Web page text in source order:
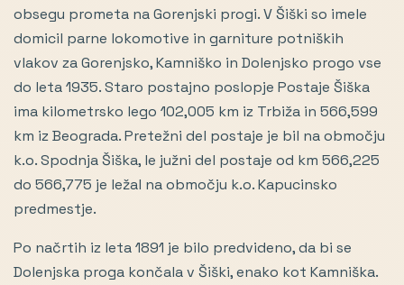
obsegu prometa na Gorenjski progi. V Šiški so imele
domicil parne lokomotive in garniture potniških
vlakov za Gorenjsko, Kamniško in Dolenjsko progo vse
do leta 1935. Staro postajno poslopje Postaje Šiška
ima kilometrsko lego 102,005 km iz Trbiža in 566,599
km iz Beograda. Pretežni del postaje je bil na območju
k.o. Spodnja Šiška, le južni del postaje od km 566,225
do 566,775 je ležal na območju k.o. Kapucinsko
predmestje.
Po načrtih iz leta 1891 je bilo predvideno, da bi se
Dolenjska proga končala v Šiški, enako kot Kamniška.